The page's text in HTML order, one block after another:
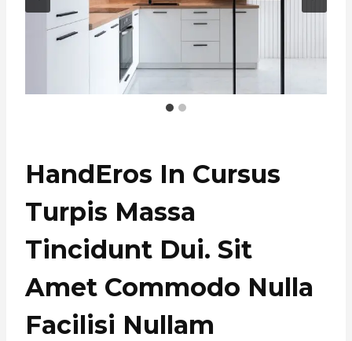
HandEros In Cursus
Turpis Massa
Tincidunt Dui. Sit
Amet Commodo Nulla
Facilisi Nullam